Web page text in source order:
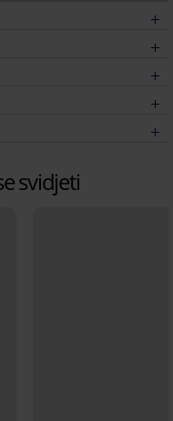
svidjeti